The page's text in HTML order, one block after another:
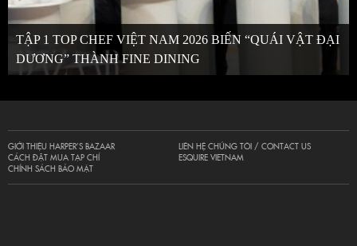
TẬP 1 TOP CHEF VIỆT NAM 2026 BIẾN “QUÁI VẬT ĐẠI
DƯƠNG” THÀNH FINE DINING
GIỚI THIỆU HARPER’S BAZAAR
CÁCH ĐẶT MUA TẠP CHÍ
CHÍNH SÁCH BẢO MẬT
LIÊN HỆ CHÚNG TÔI / CONTACT US
ESQUIRE VIETNAM